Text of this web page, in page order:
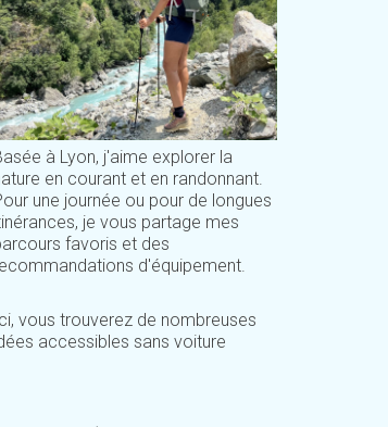
à Lyon, j'aime explorer la
en courant et en randonnant.
une journée ou pour de longues
je vous partage mes
favoris et des
d'équipement.
vous trouverez de nombreuses
accessibles sans voiture